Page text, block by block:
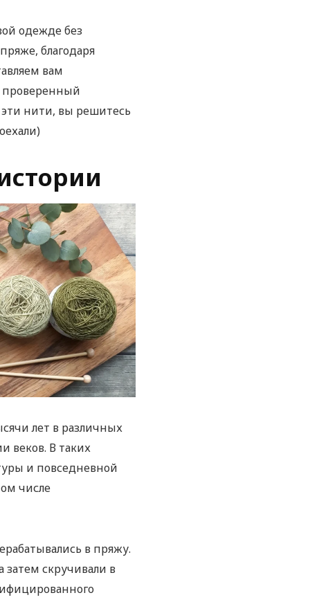
одежде без
благодаря
вам
проверенный
эти нити, вы решитесь
лет в различных
веков. В таких
и повседневной
числе
в пряжу.
скручивали в